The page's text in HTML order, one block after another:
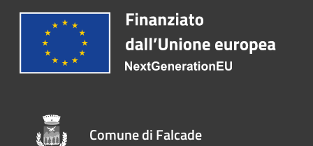
Comune di Falcade